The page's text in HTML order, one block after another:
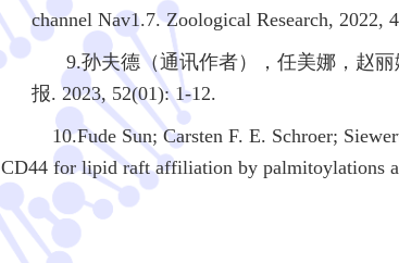
channel Nav1.7. Zoological Research, 2022,
9.孙夫德（通讯作者），任美娜，赵
报. 2023, 52(01): 1-12.
10.Fude Sun; Carsten F. E. Schroer;
CD44 for lipid raft affiliation by palmitoylations